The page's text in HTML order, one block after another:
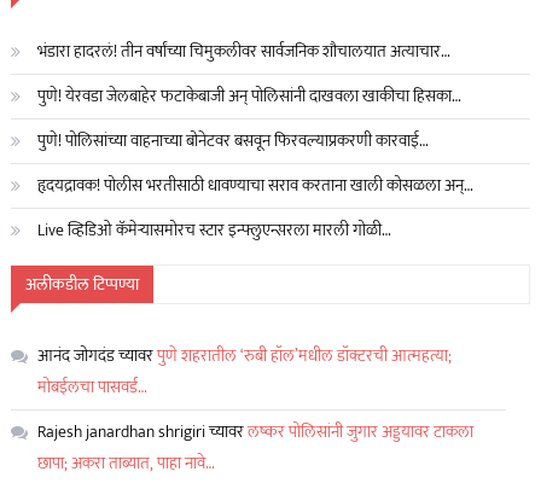
भंडारा हादरलं! तीन वर्षांच्या चिमुकलीवर सार्वजनिक शौचालयात अत्याचार…
पुणे! येरवडा जेलबाहेर फटाकेबाजी अन् पोलिसांनी दाखवला खाकीचा हिसका…
पुणे! पोलिसांच्या वाहनाच्या बोनेटवर बसवून फिरवल्याप्रकरणी कारवाई…
हृदयद्रावक! पोलीस भरतीसाठी धावण्याचा सराव करताना खाली कोसळला अन्…
Live व्हिडिओ कॅमेऱ्यासमोरच स्टार इन्फ्लुएन्सरला मारली गोळी…
अलीकडील टिप्पण्या
आनंद जोगदंडच्यावरपुणे शहरातील ‘रुबी हॉल’मधील डॉक्टरची आत्महत्या;
मोबईलचा पासवर्ड…
Rajesh janardhan shrigiriच्यावरलष्कर पोलिसांनी जुगार अड्डयावर टाकला
छापा; अकरा ताब्यात, पाहा नावे…